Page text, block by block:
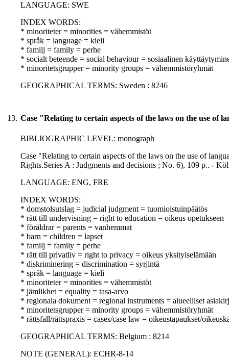
LANGUAGE: SWE
INDEX WORDS:
* minoriteter = minorities = vähemmistöt
* språk = language = kieli
* familj = family = perhe
* socialt beteende = social behaviour = sosiaalinen
* minoritetsgrupper = minority groups = vähemmistöryhmät
GEOGRAPHICAL TERMS: Sweden : 8246
13. Case "Relating to certain aspects of the laws on the use of
BIBLIOGRAPHIC LEVEL: monograph
Case "Relating to certain aspects of the laws on the use of
Rights.Series A : Judgments and decisions ; No. 6), 109 p.. -
LANGUAGE: ENG, FRE
INDEX WORDS:
* domstolsutslag = judicial judgment = tuomioistuinpäätös
* rätt till undervisning = right to education = oikeus opetukseen
* föräldrar = parents = vanhemmat
* barn = children = lapset
* familj = family = perhe
* rätt till privatliv = right to privacy = oikeus yksityiselämään
* diskriminering = discrimination = syrjintä
* språk = language = kieli
* minoriteter = minorities = vähemmistöt
* jämlikhet = equality = tasa-arvo
* regionala dokument = regional instruments = alueelliset
* minoritetsgrupper = minority groups = vähemmistöryhmät
* rättsfall/rättspraxis = cases/case law = oikeustapaukset/
GEOGRAPHICAL TERMS: Belgium : 8214
NOTE (GENERAL): ECHR-8-14